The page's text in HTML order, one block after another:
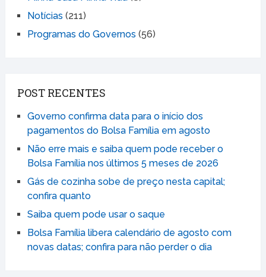
Notícias (211)
Programas do Governos (56)
POST RECENTES
Governo confirma data para o início dos
pagamentos do Bolsa Família em agosto
Não erre mais e saiba quem pode receber o
Bolsa Família nos últimos 5 meses de 2026
Gás de cozinha sobe de preço nesta capital;
confira quanto
Saiba quem pode usar o saque
Bolsa Família libera calendário de agosto com
novas datas; confira para não perder o dia